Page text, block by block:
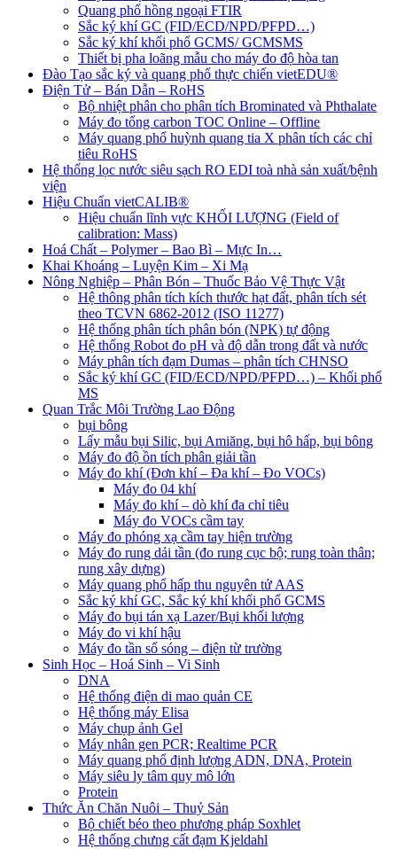
Quang phổ hồng ngoại FTIR
Sắc ký khí GC (FID/ECD/NPD/PFPD…)
Sắc ký khí khối phổ GCMS/ GCMSMS
Thiết bị pha loãng mẫu cho máy đo độ hòa tan
Đào Tạo sắc ký và quang phổ thực chiến vietEDU®
Điện Tử – Bán Dẫn – RoHS
Bộ nhiệt phân cho phân tích Brominated và Phthalate
Máy đo tổng carbon TOC Online – Offline
Máy quang phổ huỳnh quang tia X phân tích các chỉ
tiêu RoHS
Hệ thống lọc nước siêu sạch RO EDI​​ toà nhà sản xuất/bệnh
viện
Hiệu Chuẩn vietCALIB®
Hiệu chuẩn lĩnh vực KHỐI LƯỢNG (Field of
calibration: Mass)
Hoá Chất – Polymer – Bao Bì – Mực In…
Khai Khoáng – Luyện Kim – Xi Mạ
Nông Nghiệp – Phân Bón – Thuốc Bảo Vệ Thực Vật
Hệ thông phân tích kích thước hạt đất, phân tích sét
theo TCVN 6862-2012 (ISO 11277)
Hệ thống phân tích phân bón (NPK) tự động
Hệ thống Robot đo pH và độ dẫn trong đất và nước
Máy phân tích đạm Dumas – phân tích CHNSO
Sắc ký khí GC (FID/ECD/NPD/PFPD…) – Khối phổ
MS
Quan Trắc Môi Trường Lao Động
bụi bông
Lấy mẫu bụi Silic, bụi Amiăng, bụi hô hấp, bụi bông
Máy đo độ ồn tích phân giải tần
Máy đo khí (Đơn khí – Đa khí – Đo VOCs)
Máy đo 04 khí
Máy đo khí – dò khí đa chỉ tiêu
Máy đo VOCs cầm tay
Máy đo phóng xạ cầm tay hiện trường
Máy đo rung dải tần (đo rung cục bộ; rung toàn thân;
rung xây dựng)
Máy quang phổ hấp thu nguyên tử AAS
Sắc ký khí GC, Sắc ký khí khối phổ GCMS
Máy đo bụi tán xạ Lazer/Bụi khối lượng
Máy đo vi khí hậu
Máy đo tần số sóng – điện từ trường
Sinh Học – Hoá Sinh – Vi Sinh
DNA
Hệ thống điện di mao quản CE
Hệ thống máy Elisa
Máy chụp ảnh Gel
Máy nhân gen PCR; Realtime PCR
Máy quang phổ định lượng ADN, DNA, Protein
Máy siêu ly tâm quy mô lớn
Protein
Thức Ăn Chăn Nuôi – Thuỷ Sản
Bộ chiết béo theo phương pháp Soxhlet
Hệ thống chưng cất đạm Kjeldahl